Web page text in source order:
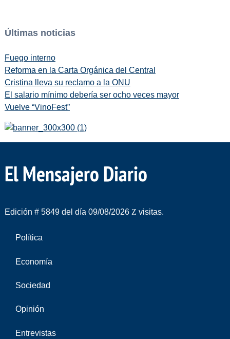
Últimas noticias
Fuego interno
Reforma en la Carta Orgánica del Central
Cristina lleva su reclamo a la ONU
El salario mínimo debería ser ocho veces mayor
Vuelve “VinoFest”
El Mensajero Diario
Edición # 5849 del día 09/08/2026 visitas.
Política
Economía
Sociedad
Opinión
Entrevistas